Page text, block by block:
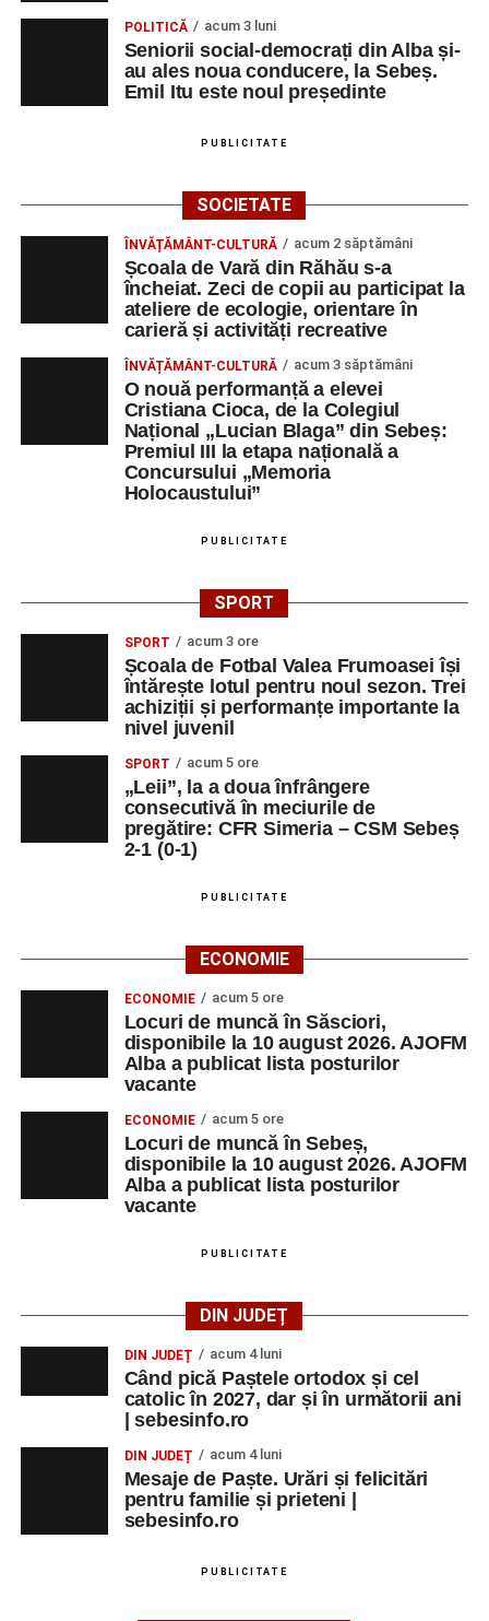
POLITICĂ acum 3 luni
Seniorii social-democrați din Alba și-
au ales noua conducere, la Sebeș.
Emil Itu este noul președinte
PUBLICITATE
SOCIETATE
ÎNVĂȚĂMÂNT-CULTURĂ acum 2 săptămâni
Școala de Vară din Răhău s-a
încheiat. Zeci de copii au participat la
ateliere de ecologie, orientare în
carieră și activități recreative
ÎNVĂȚĂMÂNT-CULTURĂ acum 3 săptămâni
O nouă performanță a elevei
Cristiana Cioca, de la Colegiul
Național „Lucian Blaga” din Sebeș:
Premiul III la etapa națională a
Concursului „Memoria
Holocaustului”
PUBLICITATE
SPORT
SPORT acum 3 ore
Școala de Fotbal Valea Frumoasei își
întărește lotul pentru noul sezon. Trei
achiziții și performanțe importante la
nivel juvenil
SPORT acum 5 ore
„Leii”, la a doua înfrângere
consecutivă în meciurile de
pregătire: CFR Simeria – CSM Sebeș
2-1 (0-1)
PUBLICITATE
ECONOMIE
ECONOMIE acum 5 ore
Locuri de muncă în Săsciori,
disponibile la 10 august 2026. AJOFM
Alba a publicat lista posturilor
vacante
ECONOMIE acum 5 ore
Locuri de muncă în Sebeș,
disponibile la 10 august 2026. AJOFM
Alba a publicat lista posturilor
vacante
PUBLICITATE
DIN JUDEȚ
DIN JUDEȚ acum 4 luni
Când pică Paștele ortodox și cel
catolic în 2027, dar și în următorii ani
| sebesinfo.ro
DIN JUDEȚ acum 4 luni
Mesaje de Paște. Urări și felicitări
pentru familie și prieteni |
sebesinfo.ro
PUBLICITATE